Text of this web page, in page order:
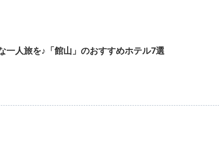
一人旅を♪「館山」のおすすめホテル7選